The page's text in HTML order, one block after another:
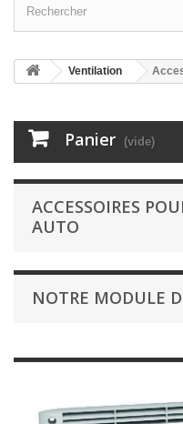
Ventilation
Panier (vide)
ACCESSOIRES
AUTO
NOTRE MODULE